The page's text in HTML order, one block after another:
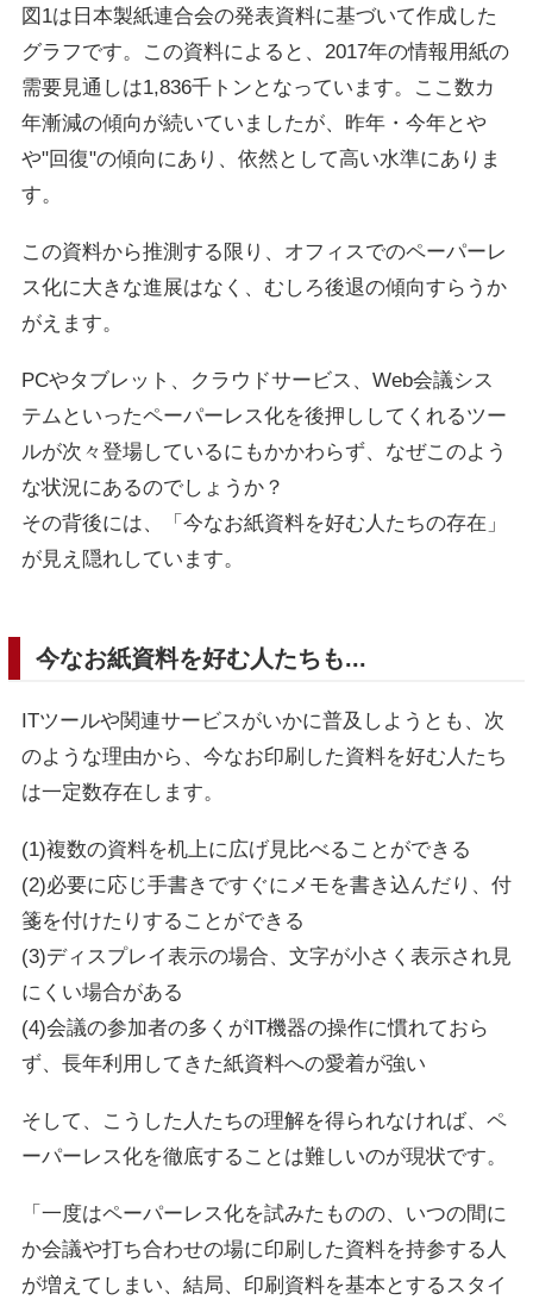
図1は日本製紙連合会の発表資料に基づいて作成した
グラフです。この資料によると、2017年の情報用紙の
需要見通しは1,836千トンとなっています。ここ数カ
年漸減の傾向が続いていましたが、昨年・今年とや
や"回復"の傾向にあり、依然として高い水準にありま
す。
この資料から推測する限り、オフィスでのペーパーレ
ス化に大きな進展はなく、むしろ後退の傾向すらうか
がえます。
PCやタブレット、クラウドサービス、Web会議シス
テムといったペーパーレス化を後押ししてくれるツー
ルが次々登場しているにもかかわらず、なぜこのよう
な状況にあるのでしょうか？
その背後には、「今なお紙資料を好む人たちの存在」
が見え隠れしています。
今なお紙資料を好む人たちも...
ITツールや関連サービスがいかに普及しようとも、次
のような理由から、今なお印刷した資料を好む人たち
は一定数存在します。
(1)複数の資料を机上に広げ見比べることができる
(2)必要に応じ手書きですぐにメモを書き込んだり、付
箋を付けたりすることができる
(3)ディスプレイ表示の場合、文字が小さく表示され見
にくい場合がある
(4)会議の参加者の多くがIT機器の操作に慣れておら
ず、長年利用してきた紙資料への愛着が強い
そして、こうした人たちの理解を得られなければ、ペ
ーパーレス化を徹底することは難しいのが現状です。
「一度はペーパーレス化を試みたものの、いつの間に
か会議や打ち合わせの場に印刷した資料を持参する人
が増えてしまい、結局、印刷資料を基本とするスタイ